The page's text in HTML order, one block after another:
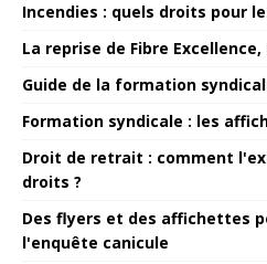
Incendies : quels droits pour
La reprise de Fibre
Guide de la formation
Formation syndicale : les
Droit de retrait : comment
droits ?
Des flyers et des affichettes
l'enquête canicule